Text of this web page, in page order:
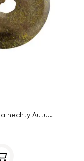
UpTo X Extended Nail Polish –lak na nechty Autumn Night 43, 9 ml